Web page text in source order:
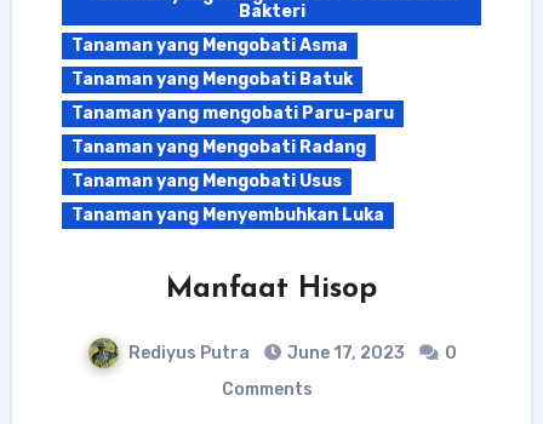
Bakteri
Tanaman yang Mengobati Asma
Tanaman yang Mengobati Batuk
Tanaman yang mengobati Paru-paru
Tanaman yang Mengobati Radang
Tanaman yang Mengobati Usus
Tanaman yang Menyembuhkan Luka
Manfaat Hisop
Rediyus Putra June 17, 2023
0
Comments